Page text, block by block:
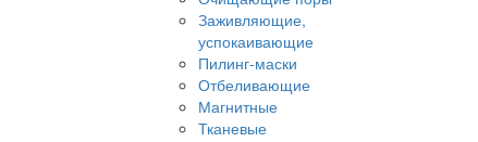
Заживляющие,
успокаивающие
Пилинг-маски
Отбеливающие
Магнитные
Тканевые